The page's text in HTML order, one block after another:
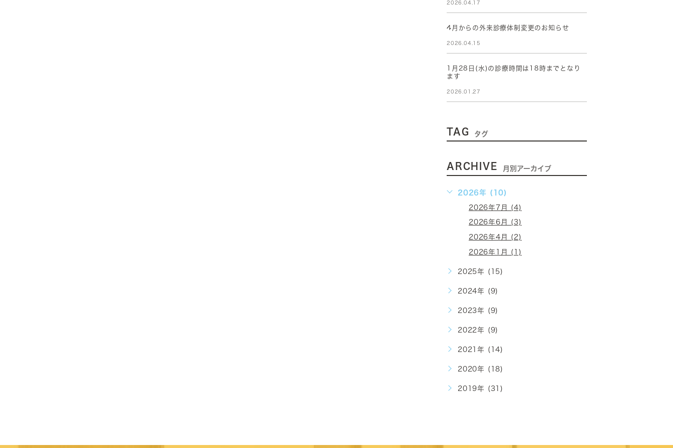
2026.04.17
4月からの外来診療体制変更のお知らせ
2026.04.15
1月28日(水)の診療時間は18時までとなり
ます
2026.01.27
TAG タグ
ARCHIVE 月別アーカイブ
2026年 (10)
2026年7月 (4)
2026年6月 (3)
2026年4月 (2)
2026年1月 (1)
2025年 (15)
2024年 (9)
2023年 (9)
2022年 (9)
2021年 (14)
2020年 (18)
2019年 (31)